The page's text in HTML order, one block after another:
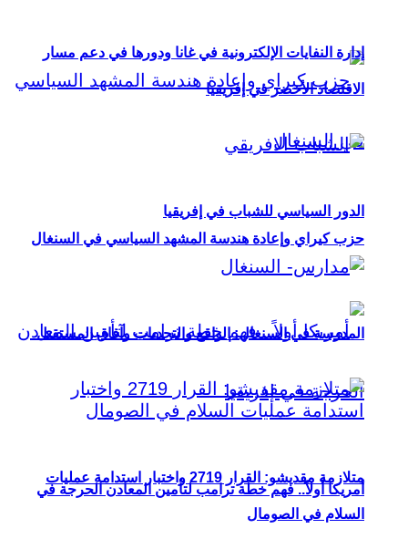
حزب كيراي وإعادة هندسة المشهد السياسي في السنغال
أمريكا أولاً.. فهم خطة ترامب لتأمين المعادن الحرجة في
إدارة النفايات الإلكترونية في غانا ودورها في دعم مسار
الاقتصاد الأخضر في إفريقيا
الدور السياسي للشباب في إفريقيا
المدرسة في السنغال: الواقع والتحديات وآفاق المستقبل
متلازمة مقديشو: القرار 2719 واختبار استدامة عمليات
السلام في الصومال